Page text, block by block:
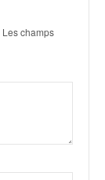
Les champs